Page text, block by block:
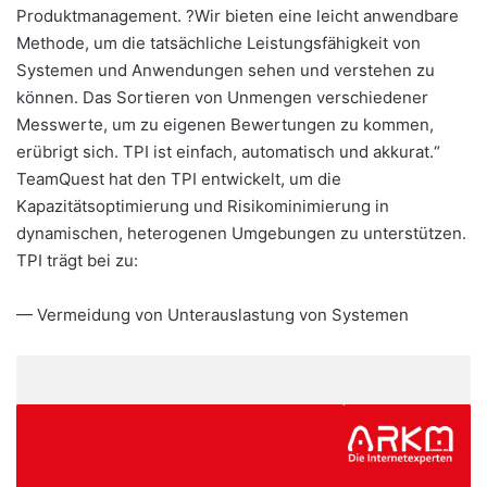
Produktmanagement. ?Wir bieten eine leicht anwendbare
Methode, um die tatsächliche Leistungsfähigkeit von
Systemen und Anwendungen sehen und verstehen zu
können. Das Sortieren von Unmengen verschiedener
Messwerte, um zu eigenen Bewertungen zu kommen,
erübrigt sich. TPI ist einfach, automatisch und akkurat.“
TeamQuest hat den TPI entwickelt, um die
Kapazitätsoptimierung und Risikominimierung in
dynamischen, heterogenen Umgebungen zu unterstützen.
TPI trägt bei zu:
— Vermeidung von Unterauslastung von Systemen